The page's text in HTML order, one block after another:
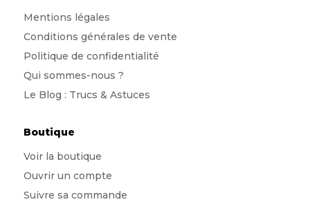
Mentions légales
Conditions générales de vente
Politique de confidentialité
Qui sommes-nous ?
Le Blog : Trucs & Astuces
Boutique
Voir la boutique
Ouvrir un compte
Suivre sa commande